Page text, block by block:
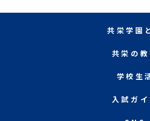
共栄学園
共栄の教
学校生
入試ガイ